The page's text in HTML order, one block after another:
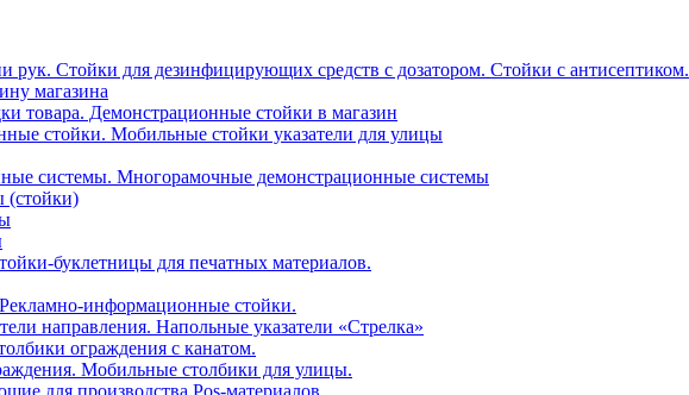
рук. Стойки для дезинфицирующих средств с дозатором. Стойки с антисептиком.
магазина
товара. Демонстрационные стойки в магазин
стойки. Мобильные стойки указатели для улицы
системы. Многорамочные демонстрационные системы
(стойки)
буклетницы для печатных материалов.
информационные стойки.
направления. Напольные указатели «Стрелка»
ограждения с канатом.
Мобильные столбики для улицы.
для производства Pos-материалов.